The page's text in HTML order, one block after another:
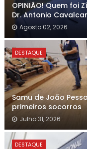
OPINIÃO! Quem foi
Dr. Antonio
Agosto 02, 2026
DESTAQUE
Samu de João
primeiros socorros
Julho 31, 2026
DESTAQUE